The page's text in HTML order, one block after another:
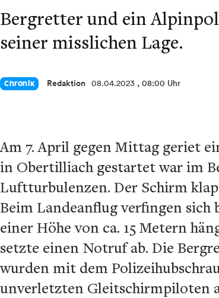
Bergretter und ein
seiner misslichen Lage.
Chronik Redaktion 08.04.2023 , 08:00 Uhr
Am 7. April gegen Mittag geriet
in Obertilliach gestartet war im
Luftturbulenzen. Der Schirm
Beim Landeanflug verfingen
einer Höhe von ca. 15 Metern
setzte einen Notruf ab. Die
wurden mit dem
unverletzten Gleitschirmpiloten